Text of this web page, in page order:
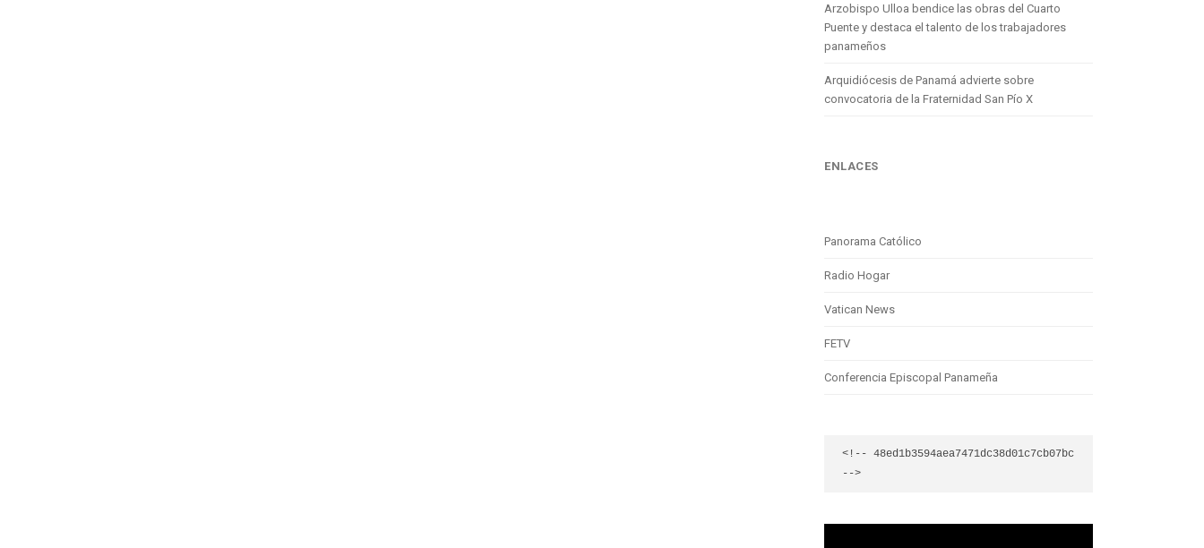
Arzobispo Ulloa bendice las obras del Cuarto
Puente y destaca el talento de los trabajadores
panameños
Arquidiócesis de Panamá advierte sobre
convocatoria de la Fraternidad San Pío X
ENLACES
Panorama Católico
Radio Hogar
Vatican News
FETV
Conferencia Episcopal Panameña
<!-- 48ed1b3594aea7471dc38d01c7cb07bc
-->